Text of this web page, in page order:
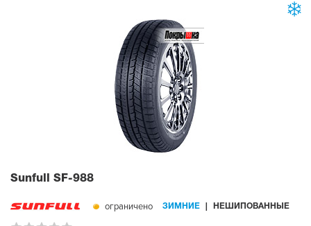
Sunfull SF-988
ограничено ЗИМНИЕ НЕШИПОВАННЫЕ